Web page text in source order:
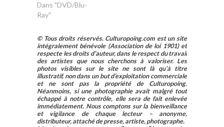
Dans "DVD/Blu-
Ray"
© Tous droits réservés. Culturopoing.com est un site
intégralement bénévole (Association de loi 1901) et
respecte les droits d’auteur, dans le respect du travail
des artistes que nous cherchons à valoriser. Les
photos visibles sur le site ne sont là qu’à titre
illustratif, non dans un but d’exploitation commerciale
et ne sont pas la propriété de Culturopoing.
Néanmoins, si une photographie avait malgré tout
échappé à notre contrôle, elle sera de fait enlevée
immédiatement. Nous comptons sur la bienveillance
et vigilance de chaque lecteur – anonyme,
distributeur, attaché de presse, artiste, photographe.